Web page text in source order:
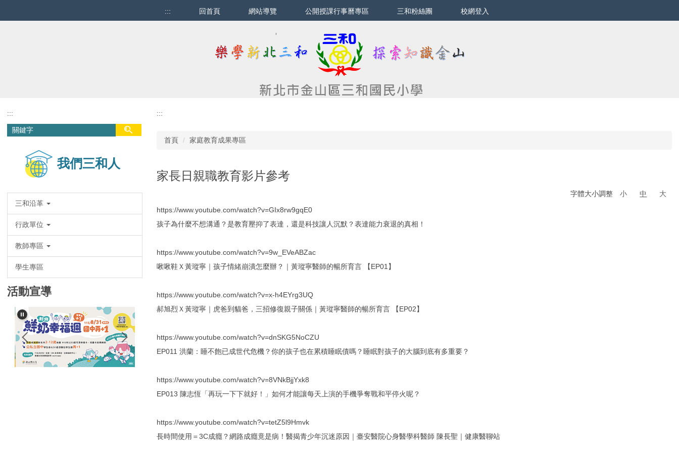
::: 回首頁 網站導覽 公開授課行事曆專區 三和粉絲團 校網登入
:::
我們三和人
三和沿革
行政單位
教師專區
學生專區
活動宣導
:::
首頁 家庭教育成果專區
家長日親職教育影片參考
字體大小調整 小 中
大
https://www.youtube.com/watch?v=GIx8rw9gqE0
孩子為什麼不想溝通？是教育壓抑了表達，還是科技讓人沉默？表達能力衰退的真相！
https://www.youtube.com/watch?v=9w_EVeABZac
啾啾鞋Ｘ黃瑽寧｜孩子情緒崩潰怎麼辦？｜黃瑽寧醫師的暢所育言 【EP01】
https://www.youtube.com/watch?v=x-h4EYrg3UQ
郝旭烈Ｘ黃瑽寧｜虎爸到貓爸，三招修復親子關係｜黃瑽寧醫師的暢所育言 【EP02】
https://www.youtube.com/watch?v=dnSKG5NoCZU
EP011 洪蘭：睡不飽已成世代危機？你的孩子也在累積睡眠債嗎？睡眠對孩子的大腦到底有多重要？
https://www.youtube.com/watch?v=8VNkBjjYxk8
EP013 陳志恆「再玩一下下就好！」如何才能讓每天上演的手機爭奪戰和平停火呢？
https://www.youtube.com/watch?v=tetZ5l9Hmvk
長時間使用＝3C成癮？網路成癮竟是病！醫揭青少年沉迷原因｜臺安醫院心身醫學科醫師 陳長聖｜健康醫聊站